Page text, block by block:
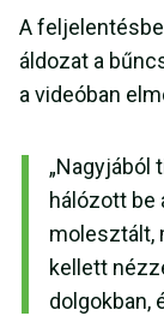
A
áldozat a
a videóban
„Nagyjából
hálózott be
molesztált,
kellett
dolgokban,